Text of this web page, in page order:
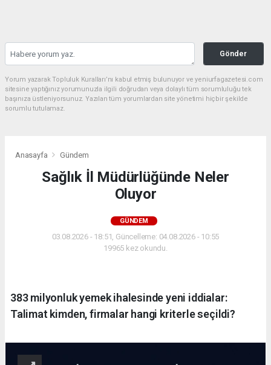
Gönder
Yorum yazarak Topluluk Kuralları’nı kabul etmiş bulunuyor ve yeniurfagazetesi.com
sitesine yaptığınız yorumunuzla ilgili doğrudan veya dolaylı tüm sorumluluğu tek
başınıza üstleniyorsunuz. Yazılan tüm yorumlardan site yönetimi hiçbir şekilde
sorumlu tutulamaz.
Anasayfa Gündem
Sağlık İl Müdürlüğünde Neler
Oluyor
GÜNDEM
03.08.2026 - 18:51, Güncelleme: 04.08.2026 - 10:55
19965 kez okundu.
383 milyonluk yemek ihalesinde yeni iddialar:
Talimat kimden, firmalar hangi kriterle seçildi?